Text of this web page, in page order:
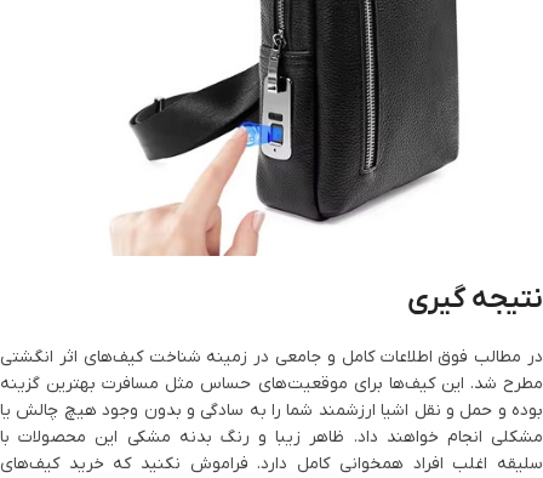
نتیجه‌ گیری
در مطالب فوق اطلاعات کامل و جامعی در زمینه شناخت کیف‌های اثر انگشتی
مطرح شد. این کیف‌ها برای موقعیت‌های حساس مثل مسافرت بهترین گزینه
بوده و حمل و نقل اشیا ارزشمند شما را به سادگی و بدون وجود هیچ چالش یا
مشکلی انجام خواهند داد. ظاهر زیبا و رنگ بدنه مشکی این محصولات با
سلیقه اغلب افراد همخوانی کامل دارد. فراموش نکنید که خرید کیف‌های